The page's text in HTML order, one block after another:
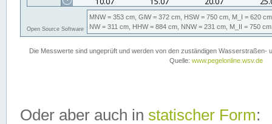
Oder aber auch in statischer Form: